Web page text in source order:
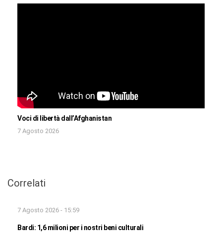
Voci di libertà dall’Afghanistan
7 Agosto 2026
Correlati
7 Agosto 2026 - 15:59
Bardi: 1,6 milioni per i nostri beni culturali